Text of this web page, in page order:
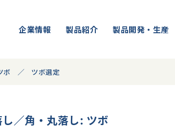
企業情報 製品紹介 製品開発・生産
ボ ツボ選定
／角・丸落し: ツボ